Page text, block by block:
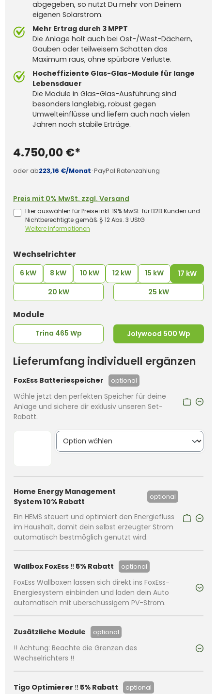
abgegeben, so nutzt Du mehr von Deinem
eigenen Solarstrom.
Mehr Ertrag durch 3 MPPT
Die Anlage holt auch bei Ost-/West-Dächern,
Gauben oder teilweisem Schatten das
Maximum raus, ohne spürbare Verluste.
Hocheffiziente Glas-Glas-Module für lange
Lebensdauer
Die Module in Glas-Glas-Ausführung sind
besonders langlebig, robust gegen
Umwelteinflüsse und liefern auch nach vielen
Jahren noch stabile Erträge.
4.750,00 €*
oder ab223,16 €/Monat ·PayPal Ratenzahlung
Preis mit 0% MwSt. zzgl. Versand
Hier auswählen für Preise inkl. 19% MwSt. für B2B Kunden und
Nichtberechtigte gemäß § 12 Abs. 3 UStG
Weitere Informationen
Wechselrichterauswählen
6 kW 8 kW 10 kW 12 kW 15 kW
17 kW
20 kW
25 kW
Moduleauswählen
Trina 465 Wp Jolywood 500 Wp
Lieferumfang individuell ergänzen
FoxEss Batteriespeicher optional
Wähle jetzt den perfekten Speicher für deine
Anlage und sichere dir exklusiv unseren Set-
Rabatt.
Home Energy Management
System 10% Rabatt
optional
Ein HEMS steuert und optimiert den Energiefluss
im Haushalt, damit dein selbst erzeugter Strom
automatisch bestmöglich genutzt wird.
Wallbox FoxEss ‼️ 5% Rabatt optional
FoxEss Wallboxen lassen sich direkt ins FoxEss-
Energiesystem einbinden und laden dein Auto
automatisch mit überschüssigem PV-Strom.
Zusätzliche Module optional
!! Achtung: Beachte die Grenzen des
Wechselrichters !!
Tigo Optimierer ‼️ 5% Rabatt optional